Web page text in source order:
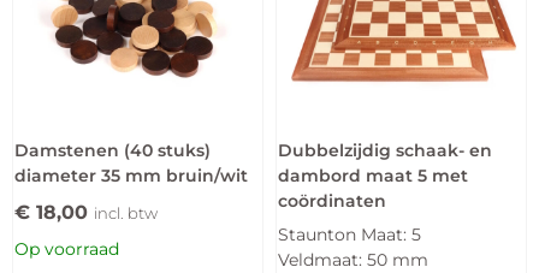
Damstenen (40 stuks)
diameter 35 mm bruin/wit
€ 18,00 incl. btw
Op voorraad
Dubbelzijdig schaak- en
dambord maat 5 met
coördinaten
Staunton Maat: 5
Veldmaat: 50 mm